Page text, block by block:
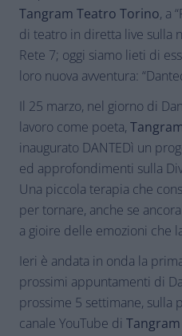
Tangram Teatro Torino, a
di teatro in diretta live sulla
Rete 7; oggi siamo lieti di
loro nuova avventura:
Il 25 marzo, nel giorno di
lavoro come poeta,
inaugurato DANTEDì un
ed approfondimenti sulla
Una piccola terapia che
per tornare, anche se
a gioire delle emozioni che
Ieri è andata in onda la
prossimi appuntamenti di
prossime 5 settimane, sulla
canale YouTube di